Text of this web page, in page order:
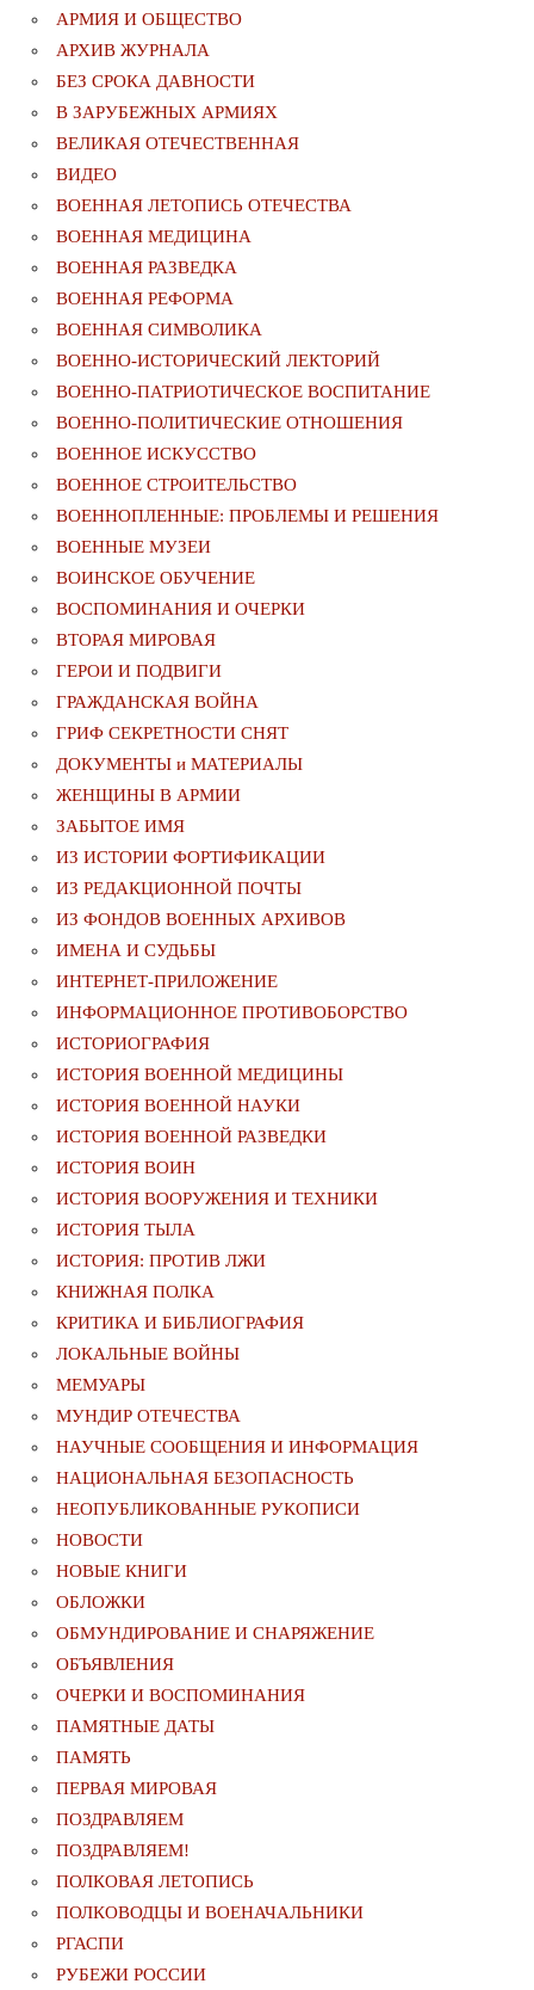
АРМИЯ И ОБЩЕСТВО
АРХИВ ЖУРНАЛА
БЕЗ СРОКА ДАВНОСТИ
В ЗАРУБЕЖНЫХ АРМИЯХ
ВЕЛИКАЯ ОТЕЧЕСТВЕННАЯ
ВИДЕО
ВОЕННАЯ ЛЕТОПИСЬ ОТЕЧЕСТВА
ВОЕННАЯ МЕДИЦИНА
ВОЕННАЯ РАЗВЕДКА
ВОЕННАЯ РЕФОРМА
ВОЕННАЯ СИМВОЛИКА
ВОЕННО-ИСТОРИЧЕСКИЙ ЛЕКТОРИЙ
ВОЕННО-ПАТРИОТИЧЕСКОЕ ВОСПИТАНИЕ
ВОЕННО-ПОЛИТИЧЕСКИE ОТНОШЕНИЯ
ВОЕННОЕ ИСКУССТВО
ВОЕННОЕ СТРОИТЕЛЬСТВО
ВОЕННОПЛЕННЫЕ: ПРОБЛЕМЫ И РЕШЕНИЯ
ВОЕННЫЕ МУЗЕИ
ВОИНСКОЕ ОБУЧЕНИЕ
ВОСПОМИНАНИЯ И ОЧЕРКИ
ВТОРАЯ МИРОВАЯ
ГЕРОИ И ПОДВИГИ
ГРАЖДАНСКАЯ ВОЙНА
ГРИФ СЕКРЕТНОСТИ СНЯТ
ДОКУМЕНТЫ и МАТЕРИАЛЫ
ЖЕНЩИНЫ В АРМИИ
ЗАБЫТОЕ ИМЯ
ИЗ ИСТОРИИ ФОРТИФИКАЦИИ
ИЗ РЕДАКЦИОННОЙ ПОЧТЫ
ИЗ ФОНДОВ ВОЕННЫХ АРХИВОВ
ИМЕНА И СУДЬБЫ
ИНТЕРНЕТ-ПРИЛОЖЕНИЕ
ИНФОРМАЦИОННОЕ ПРОТИВОБОРСТВО
ИСТОРИОГРАФИЯ
ИСТОРИЯ ВОЕННОЙ МЕДИЦИНЫ
ИСТОРИЯ ВОЕННОЙ НАУКИ
ИСТОРИЯ ВОЕННОЙ РАЗВЕДКИ
ИСТОРИЯ ВОИН
ИСТОРИЯ ВООРУЖЕНИЯ И ТЕХНИКИ
ИСТОРИЯ ТЫЛА
ИСТОРИЯ: ПРОТИВ ЛЖИ
КНИЖНАЯ ПОЛКА
КРИТИКА И БИБЛИОГРАФИЯ
ЛОКАЛЬНЫЕ ВОЙНЫ
МЕМУАРЫ
МУНДИР ОТЕЧЕСТВА
НАУЧНЫЕ СООБЩЕНИЯ И ИНФОРМАЦИЯ
НАЦИОНАЛЬНАЯ БЕЗОПАСНОСТЬ
НЕОПУБЛИКОВАННЫЕ РУКОПИСИ
НОВОСТИ
НОВЫЕ КНИГИ
ОБЛОЖКИ
ОБМУНДИРОВАНИЕ И СНАРЯЖЕНИЕ
ОБЪЯВЛЕНИЯ
ОЧЕРКИ И ВОСПОМИНАНИЯ
ПАМЯТНЫЕ ДАТЫ
ПАМЯТЬ
ПЕРВАЯ МИРОВАЯ
ПОЗДРАВЛЯЕМ
ПОЗДРАВЛЯЕМ!
ПОЛКОВАЯ ЛЕТОПИСЬ
ПОЛКОВОДЦЫ И ВОЕНАЧАЛЬНИКИ
РГАСПИ
РУБЕЖИ РОССИИ